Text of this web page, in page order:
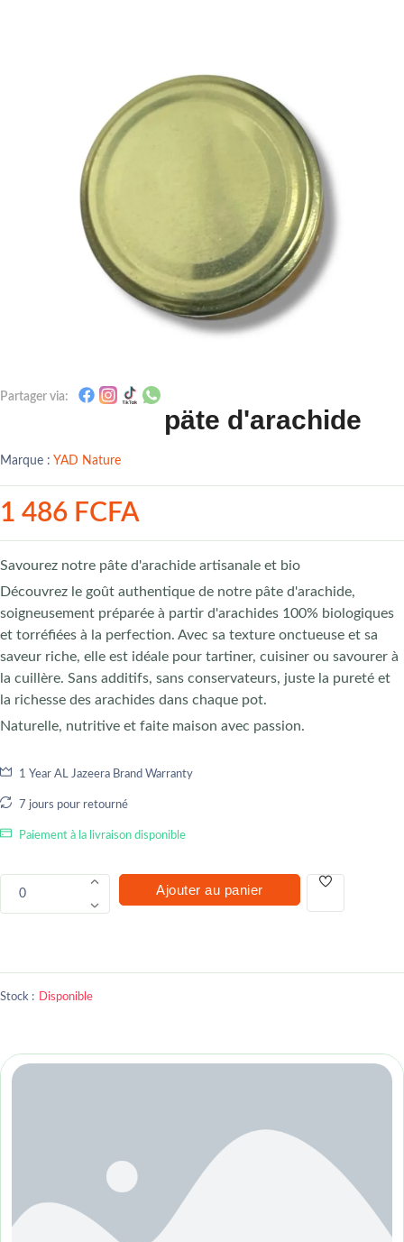
Partager via:
päte d'arachide
Marque : YAD Nature
1 486 FCFA
Savourez notre pâte d'arachide artisanale et bio
Découvrez le goût authentique de notre pâte d'arachide,
soigneusement préparée à partir d'arachides 100% biologiques
et torréfiées à la perfection. Avec sa texture onctueuse et sa
saveur riche, elle est idéale pour tartiner, cuisiner ou savourer à
la cuillère. Sans additifs, sans conservateurs, juste la pureté et
la richesse des arachides dans chaque pot.
Naturelle, nutritive et faite maison avec passion.
1 Year AL Jazeera Brand Warranty
7 jours pour retourné
Paiement à la livraison disponible
0 Ajouter au panier
Stock : Disponible